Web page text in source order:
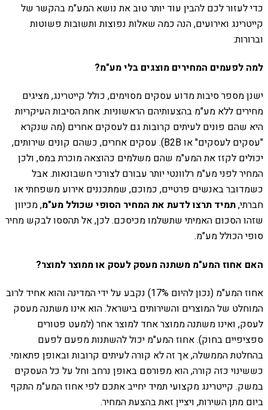
כדי לעזור לכם להבין עוד יותר טוב את נושא המע"מ בהקשר של
קייטרינג ואירועים, הנה כמה שאלות נפוצות ותשובות פשוטות
וברורות:
למה לפעמים המחירים מוצגים בלי מע"מ?
ישנן מספר סיבות מדוע עסקים מסוימים, כולל קייטרינג, מציגים
מחירים ללא מע"מ בהצעותיהם הראשוניות. אחת הסיבות העיקריות
היא שהם פונים לעיתים קרובות גם לעסקים אחרים (מה שנקרא
"עסקים לעסקים" או B2B). עסקים אחרים, כשהם קונים שירותים,
יכולים לקזז את המע"מ שהם משלמים כהוצאה מוכרת במס, ולכן
המחיר לפני מע"מ רלוונטי יותר עבורם לצורכי חשבונאות. אבל
כשמדובר באנשים פרטיים, כמוכם, שמתכננים אירוע משפחתי או
חברתי,תמיד תרצו לדעת את המחיר הסופי שכולל מע"מ, מכיוון
שזהו הסכום האמיתי שתשלמו מכיסכם. לכן, אל תהססו לבקש מחיר
סופי הכולל מע"מ.
האם אחוז המע"מ משתנה מעסק לעסק או ממוצר למוצר?
אחוז המע"מ (נכון להיום 17%) נקבע על ידי המדינה והוא אחיד לרוב
המוחלט של המוצרים והשירותים בישראל. הוא אינו משתנה מעסק
לעסק, ואינו משתנה ממוצר אחד למוצר אחר (למעט פטורים
ספציפיים בחוק). אחוז המע"מ יכול להשתנות מפעם לפעם
בהחלטת הממשלה, אך זה לא קורה לעיתים קרובות ובאופן פתאומי.
כששינוי כזה קורה, הוא מפורסם באופן נרחב וחל על כל העסקים
במשק. קייטרינג מקצועי תמיד יחייב אתכם לפי אחוז המע"מ התקף
ביום מתן השירות, ויציין זאת בהצעת המחיר.